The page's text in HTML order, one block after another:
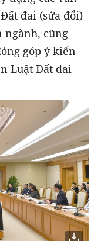
đai (sửa đổi)
ngành, cũng
góp ý kiến
Luật Đất đai